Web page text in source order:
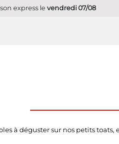
expressle vendredi 07/08
à déguster sur nos petits toats,